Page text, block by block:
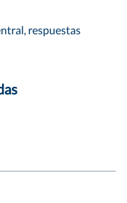
respuestas